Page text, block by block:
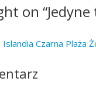
on “
Czarna Plaża